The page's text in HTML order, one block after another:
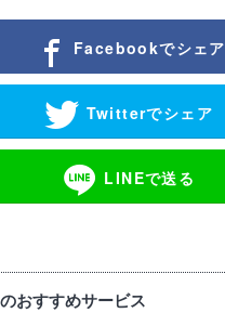
Facebookでシェア
Twitterでシェア
LINEで送る
おすすめサービス